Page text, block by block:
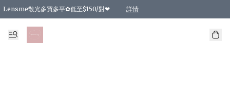
Lensme散光多買多平✿低至$150/對❤ 詳情
台灣Karacon⁩✧日拋 特價清貨❁⃘
日本韓國多款日/月拋現貨☼ 特價❤︎數量有限 售完即止
🇰🇷韓國多款月拋現貨 特價兩對$99✿數量有限 售完即止♫
精選商品，任選買2件或以上9 折；買4件或以上85 折；買6件或以上8 折
精選商品，任選買2件HKD 140.00；買4件HKD 260.00
精選商品，任選買2件HKD 190.00；買4件HKD 360.00
精選商品，任選買2件HKD 110.00；買4件HKD 180.00
精選商品，任選買2件HKD 170.00；買4件HKD 320.00
精選商品，任選買2件或以上減HKD 148.00
精選商品，任選買2件或以上減HKD 148.00
精選商品，任選買2件或以上95 折；買4件或以上9 折；買6件或以上85 折；買8件
精選商品，任選買12件或以上87 折
精選商品，任選買2件或以上減HKD 16.00；買4件或以上減HKD 32.00；買6
精選商品，任選買2件或以上95 折；買4件或以上9 折；買8件或以上85 折；買12
購物滿 HKD 800.00即享免運費優惠！（適用於 特定的送貨方式 )